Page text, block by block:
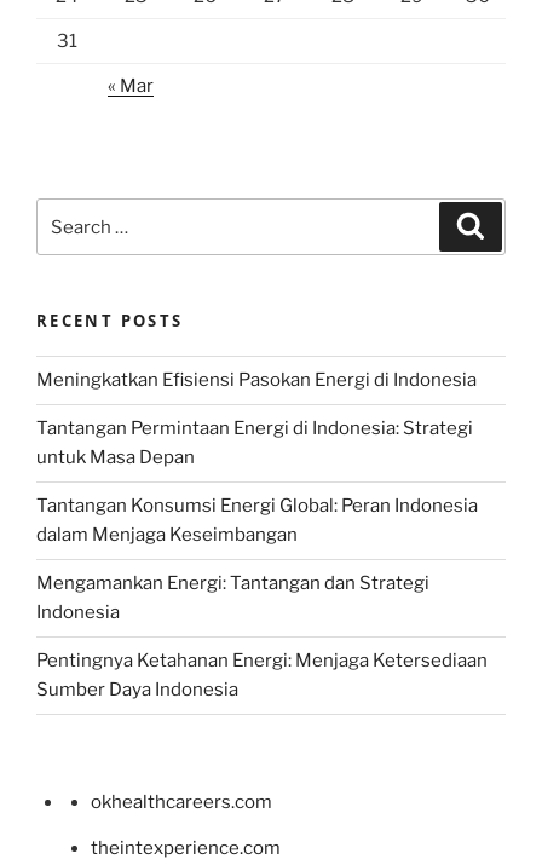
31
« Mar
for:
RECENT POSTS
Meningkatkan Efisiensi Pasokan Energi di Indonesia
Tantangan Permintaan Energi di Indonesia: Strategi
untuk Masa Depan
Tantangan Konsumsi Energi Global: Peran Indonesia
dalam Menjaga Keseimbangan
Mengamankan Energi: Tantangan dan Strategi
Indonesia
Pentingnya Ketahanan Energi: Menjaga Ketersediaan
Sumber Daya Indonesia
okhealthcareers.com
theintexperience.com